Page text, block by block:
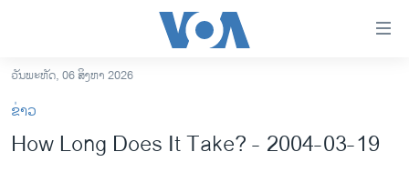
ເຂົ້າ
ຫາ
ຂ້າມ
ວັນພະຫັດ, 06 ສິງຫາ 2026
ຂ່າວ
How Long Does It Take? - 2004-03-19